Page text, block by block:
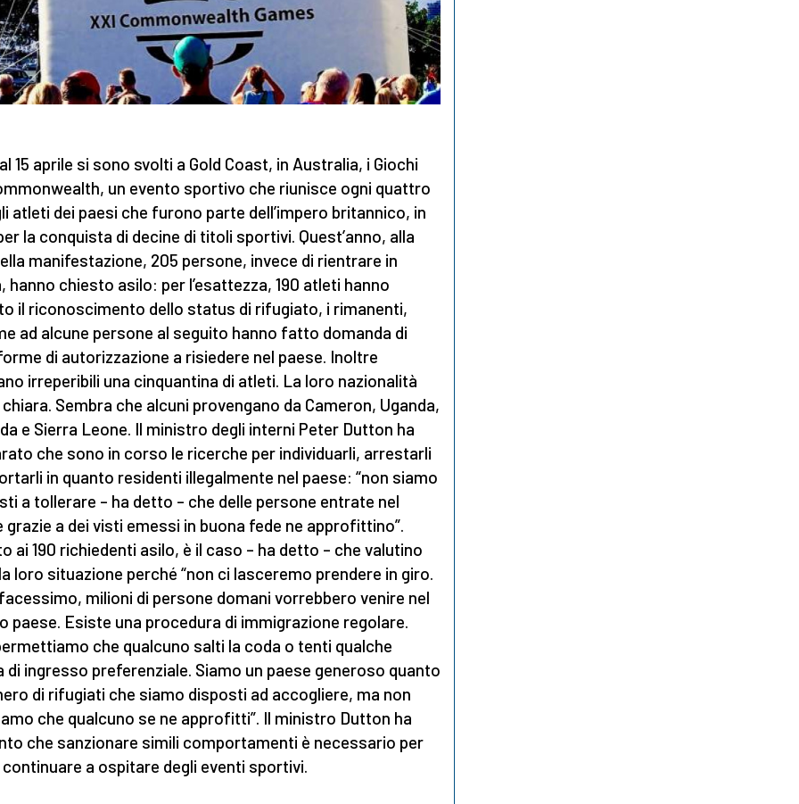
15 aprile si sono svolti a Gold Coast, in Australia, i Giochi
un evento sportivo che riunisce ogni quattro
atleti dei paesi che furono parte dell’impero britannico, in
la conquista di decine di titoli sportivi. Quest’anno, alla
manifestazione, 205 persone, invece di rientrare in
hanno chiesto asilo: per l’esattezza, 190 atleti hanno
il riconoscimento dello status di rifugiato, i rimanenti,
ad alcune persone al seguito hanno fatto domanda di
di autorizzazione a risiedere nel paese. Inoltre
irreperibili una cinquantina di atleti. La loro nazionalità
Sembra che alcuni provengano da Cameron, Uganda,
e Sierra Leone. Il ministro degli interni Peter Dutton ha
che sono in corso le ricerche per individuarli, arrestarli
in quanto residenti illegalmente nel paese: “non siamo
a tollerare – ha detto – che delle persone entrate nel
grazie a dei visti emessi in buona fede ne approfittino”.
ai 190 richiedenti asilo, è il caso – ha detto – che valutino
loro situazione perché “non ci lasceremo prendere in giro.
milioni di persone domani vorrebbero venire nel
paese. Esiste una procedura di immigrazione regolare.
che qualcuno salti la coda o tenti qualche
di ingresso preferenziale. Siamo un paese generoso quanto
di rifugiati che siamo disposti ad accogliere, ma non
che qualcuno se ne approfitti”. Il ministro Dutton ha
che sanzionare simili comportamenti è necessario per
a ospitare degli eventi sportivi.